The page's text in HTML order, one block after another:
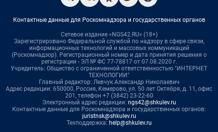
Контактные данные для Роскомнадзора и государственных органов
Сетевое издание «NGS42.RU» (18+)
Зарегистрировано Федеральной службой по надзору в сфере связи,
информационных технологий и массовых коммуникаций
(Роскомнадзор). Регистрационный номер и дата принятия решения о
регистрации - ЭЛ № ФС 77-78817 от 07.08.2020 г.
Учредитель: Общество с ограниченной ответственностью "ИНТЕРНЕТ
ТЕХНОЛОГИИ"
Главный редактор: Левчук Александр Николаевич
Адрес редакции: 650000, Россия, Кемерово, ул. 50 лет Октября, д. 11, офис
201, телефон +7 (3842) 23-22-60
Электронный адрес редакции: ngs42@shkulev.ru
Контактные данные для Роскомнадзора и государственных органов:
juristnsk@shkulev.ru
Техподдержка: help@shkulev.ru